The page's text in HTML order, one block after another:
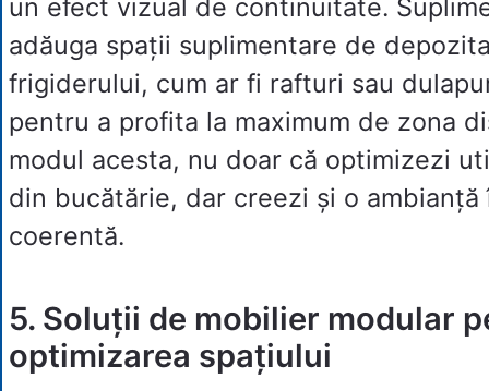
un efect vizual de continuitate.
adăuga spații suplimentare de
frigiderului, cum ar fi rafturi sau
pentru a profita la maximum de zona
modul acesta, nu doar că optimizezi
din bucătărie, dar creezi și o
coerentă.
5. Soluții de mobilier modular
optimizarea spațiului